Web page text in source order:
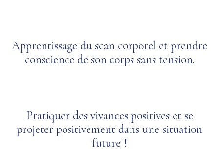
Apprentissage du scan corporel et prendre
conscience de son corps sans tension.
Pratiquer des vivances positives et se
projeter positivement dans une situation
future !